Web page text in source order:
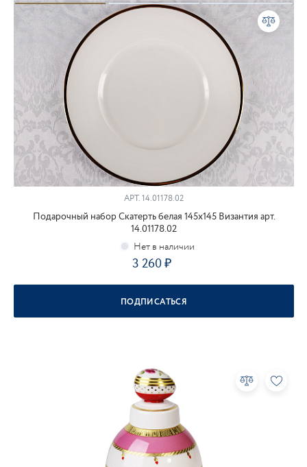
АРТ.14.01178.02
Подарочный набор Скатерть белая 145x145 Византия арт.
14.01178.02
3 260
ПОДПИСАТЬСЯ